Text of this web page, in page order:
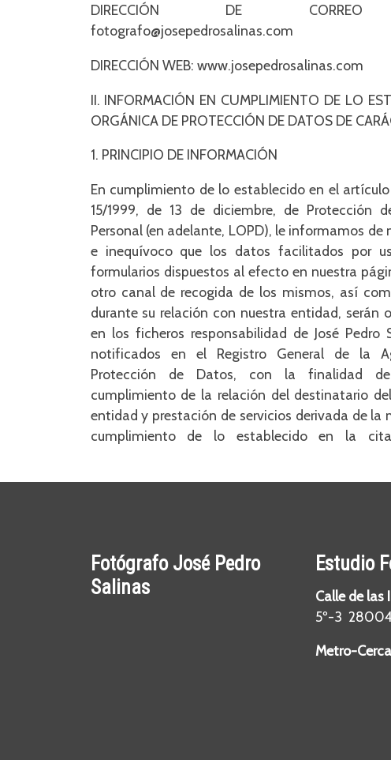
DIRECCIÓN DE CORREO
fotografo@josepedrosalinas.com
DIRECCIÓN WEB: www.josepedrosalinas.com
II. INFORMACIÓN EN CUMPLIMIENTO DE LO
ORGÁNICA DE PROTECCIÓN DE DATOS DE
1. PRINCIPIO DE INFORMACIÓN
En cumplimiento de lo establecido en el
15/1999, de 13 de diciembre, de Protección
Personal (en adelante, LOPD), le informamos de
e inequívoco que los datos facilitados por
formularios dispuestos al efecto en nuestra
otro canal de recogida de los mismos, así
durante su relación con nuestra entidad, serán
en los ficheros responsabilidad de José Pedro
notificados en el Registro General de la
Protección de Datos, con la finalidad
cumplimiento de la relación del destinatario
entidad y prestación de servicios derivada de la
cumplimiento de lo establecido en la
Fotógrafo José Pedro
Salinas
Estudio
Calle de
5º-3
Metro-